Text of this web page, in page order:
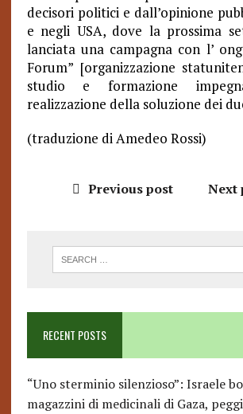
decisori politici e dall’opinione
e negli USA, dove la prossima
lanciata una campagna con l’
Forum” [organizzazione
studio e formazione
realizzazione della soluzione dei
(traduzione di Amedeo Rossi)
Previous post Next
RECENT POSTS
“Uno sterminio silenzioso”: Israele
magazzini di medicinali di Gaza,